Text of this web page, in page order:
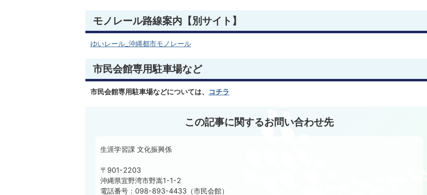
モノレール路線案内【別サイト】
ゆいレール_沖縄都市モノレール
市民会館専用駐車場など
市民会館専用駐車場などについては、 コチラ
この記事に関するお問い合わせ先
生涯学習課 文化振興係
〒901-2203
沖縄県宜野湾市野嵩1-1-2
電話番号：098-893-4433（市民会館）